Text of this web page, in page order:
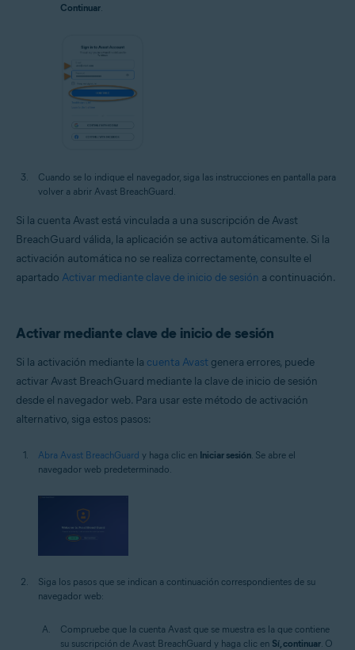
Continuar
Cuando se lo indique el navegador, siga las instrucciones en pantalla para
volver a abrir Avast BreachGuard.
Si la cuenta Avast está vinculada a una suscripción de Avast
BreachGuard válida, la aplicación se activa automáticamente. Si la
activación automática no se realiza correctamente, consulte el
apartado Activar mediante clave de inicio de sesión a continuación.
Activar mediante clave de inicio de sesión
Si la activación mediante la cuenta Avast genera errores, puede
activar Avast BreachGuard mediante la clave de inicio de sesión
desde el navegador web. Para usar este método de activación
alternativo, siga estos pasos:
Abra Avast BreachGuard y haga clic en Iniciar sesión . Se abre el
navegador web predeterminado.
Siga los pasos que se indican a continuación correspondientes de su
navegador web:
Compruebe que la cuenta Avast que se muestra es la que contiene
su suscripción de Avast BreachGuard y haga clic en Sí, continuar . O